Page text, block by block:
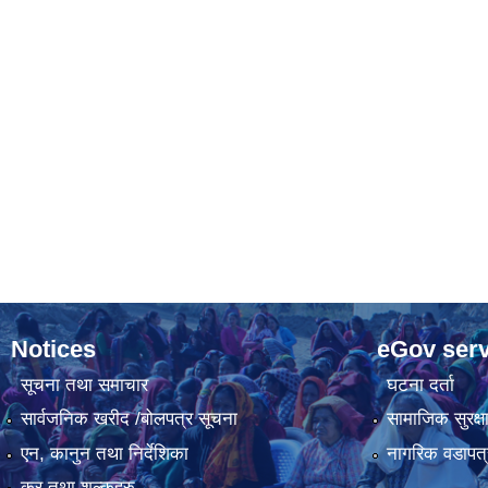
Notices
सूचना तथा समाचार
सार्वजनिक खरीद /बोलपत्र सूचना
एन, कानुन तथा निर्देशिका
eGov
घटना दर्ता
सामाजिक सुरक्षा
नागरिक